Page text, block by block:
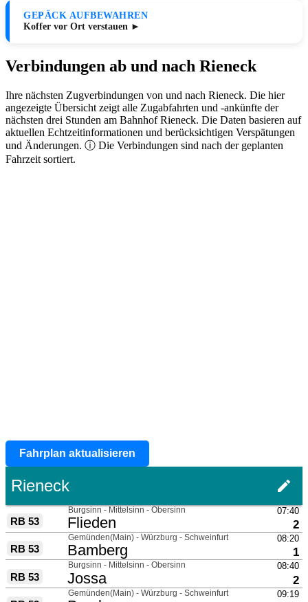
GEPÄCK AUFBEWAHREN
Koffer vor Ort verstauen ►
Verbindungen ab und nach Rieneck
Ihre nächsten Zugverbindungen von und nach Rieneck. Die hier
angezeigte Übersicht zeigt alle Zugabfahrten und -ankünfte der
nächsten drei Stunden am Bahnhof Rieneck. Die Daten basieren auf
aktuellen Echtzeitinformationen und berücksichtigen Verspätungen
und Änderungen. ⓘ Die Verbindungen sind nach der geplanten
Fahrzeit sortiert.
Fahrplan aktualisieren